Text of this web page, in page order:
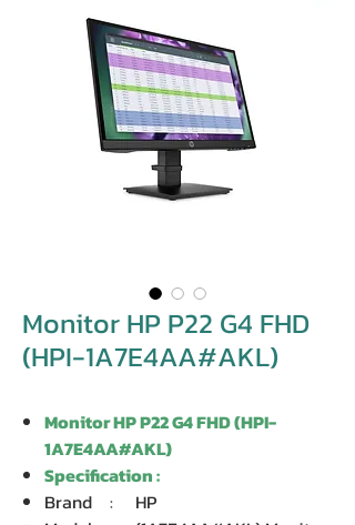
Monitor HP P22 G4 FHD
(HPI-1A7E4AA#AKL)
Monitor HP P22 G4 FHD (HPI-
1A7E4AA#AKL)
Specification :
Brand : HP